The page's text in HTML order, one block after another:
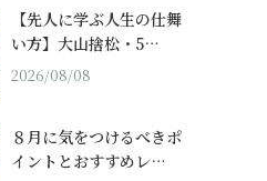
【先人に学ぶ人生の仕舞
い方】大山捨松・5…
2026/08/08
８月に気をつけるべきポ
イントとおすすめレ…